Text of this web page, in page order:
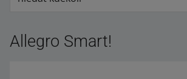
Allegro Smart!